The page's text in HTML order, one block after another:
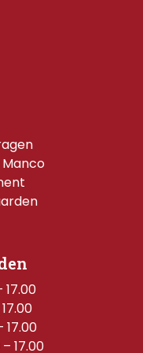
17.00
17.00
17.00